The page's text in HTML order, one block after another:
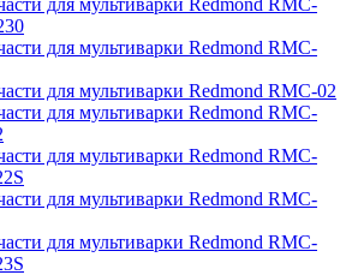
для мультиварки Redmond RMC-
для мультиварки Redmond RMC-
для мультиварки Redmond RMC-02
для мультиварки Redmond RMC-
для мультиварки Redmond RMC-
для мультиварки Redmond RMC-
для мультиварки Redmond RMC-